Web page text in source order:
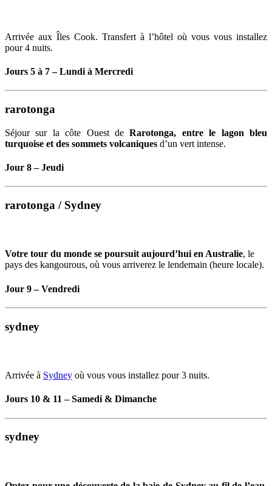
Arrivée aux Îles Cook. Transfert à l’hôtel où vous vous installez
pour 4 nuits.
Jours 5 à 7 – Lundi à Mercredi
rarotonga
Séjour sur la côte Ouest deRarotonga, entre le lagon bleu
turquoise et des sommets volcaniques d’un vert intense.
Jour 8 – Jeudi
rarotonga / Sydney
Votre tour du monde se poursuit aujourd’hui en Australie, le
pays des kangourous, où vous arriverez le lendemain (heure locale).
Jour 9 – Vendredi
sydney
Arrivée à Sydney où vous vous installez pour 3 nuits.
Jours 10 & 11 – Samedi & Dimanche
sydney